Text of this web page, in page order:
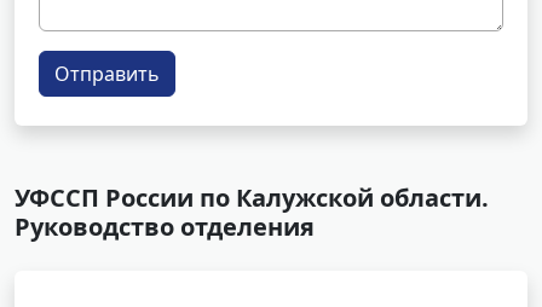
Отправить
УФССП России по Калужской области.
Руководство отделения